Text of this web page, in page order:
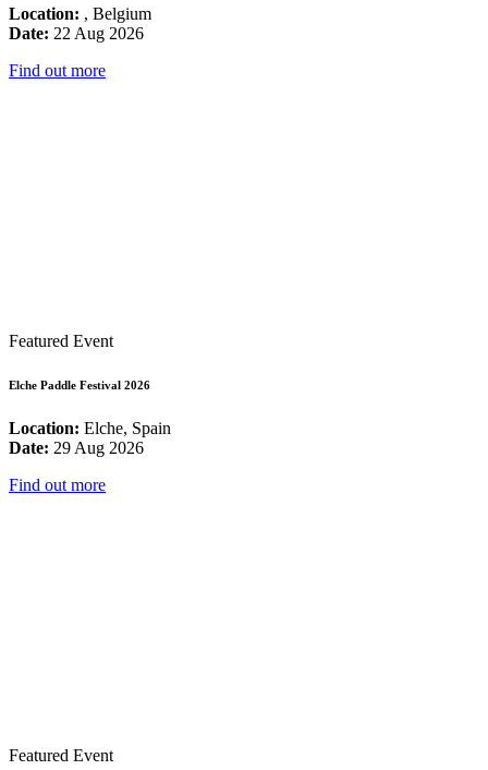
Location: , Belgium
Date: 22 Aug 2026
Find out more
Featured Event
Elche Paddle Festival 2026
Location: Elche, Spain
Date: 29 Aug 2026
Find out more
Featured Event